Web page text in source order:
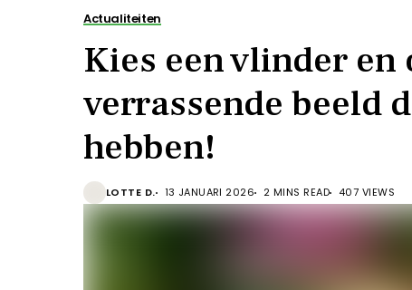
Actualiteiten
Kies een vlinder en
verrassende beeld
hebben!
LOTTE D. 13 JANUARI 2026 2 MINS READ 407 VIEWS